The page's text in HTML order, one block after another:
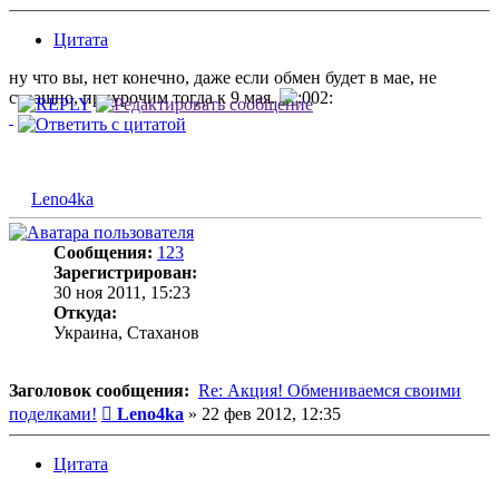
Цитата
ну что вы, нет конечно, даже если обмен будет в мае, не
страшно, приурочим тогда к 9 мая.
Leno4ka
Сообщения: 123
Зарегистрирован:
30 ноя 2011, 15:23
Откуда:
Украина, Стаханов
Заголовок сообщения: Re: Акция! Обмениваемся своими
поделками!
Сообщение
Leno4ka » 22 фев 2012, 12:35
Цитата